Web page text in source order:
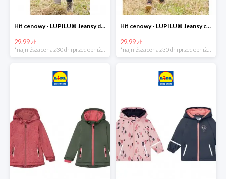
Hit cenowy - LUPILU® Jeansy dziewczęce slim fit
29.99 zł
Hit cenowy - LUPILU® Jeansy chłopięce slim fit
29.99 zł